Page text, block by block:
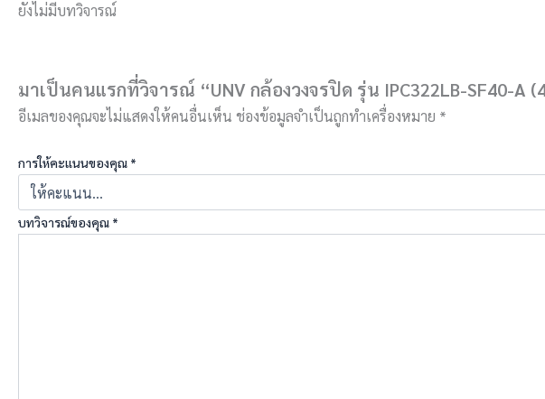
ยังไม่มีบทวิจารณ์
มาเป็นคนแรกที่วิจารณ์ “UNV กล้องวงจรปิด รุ่น IPC322LB-SF40-A
อีเมลของคุณจะไม่แสดงให้คนอื่นเห็น ช่องข้อมูลจำเป็นถูกทำเครื่องหมาย *
การให้คะแนนของคุณ *
บทวิจารณ์ของคุณ *